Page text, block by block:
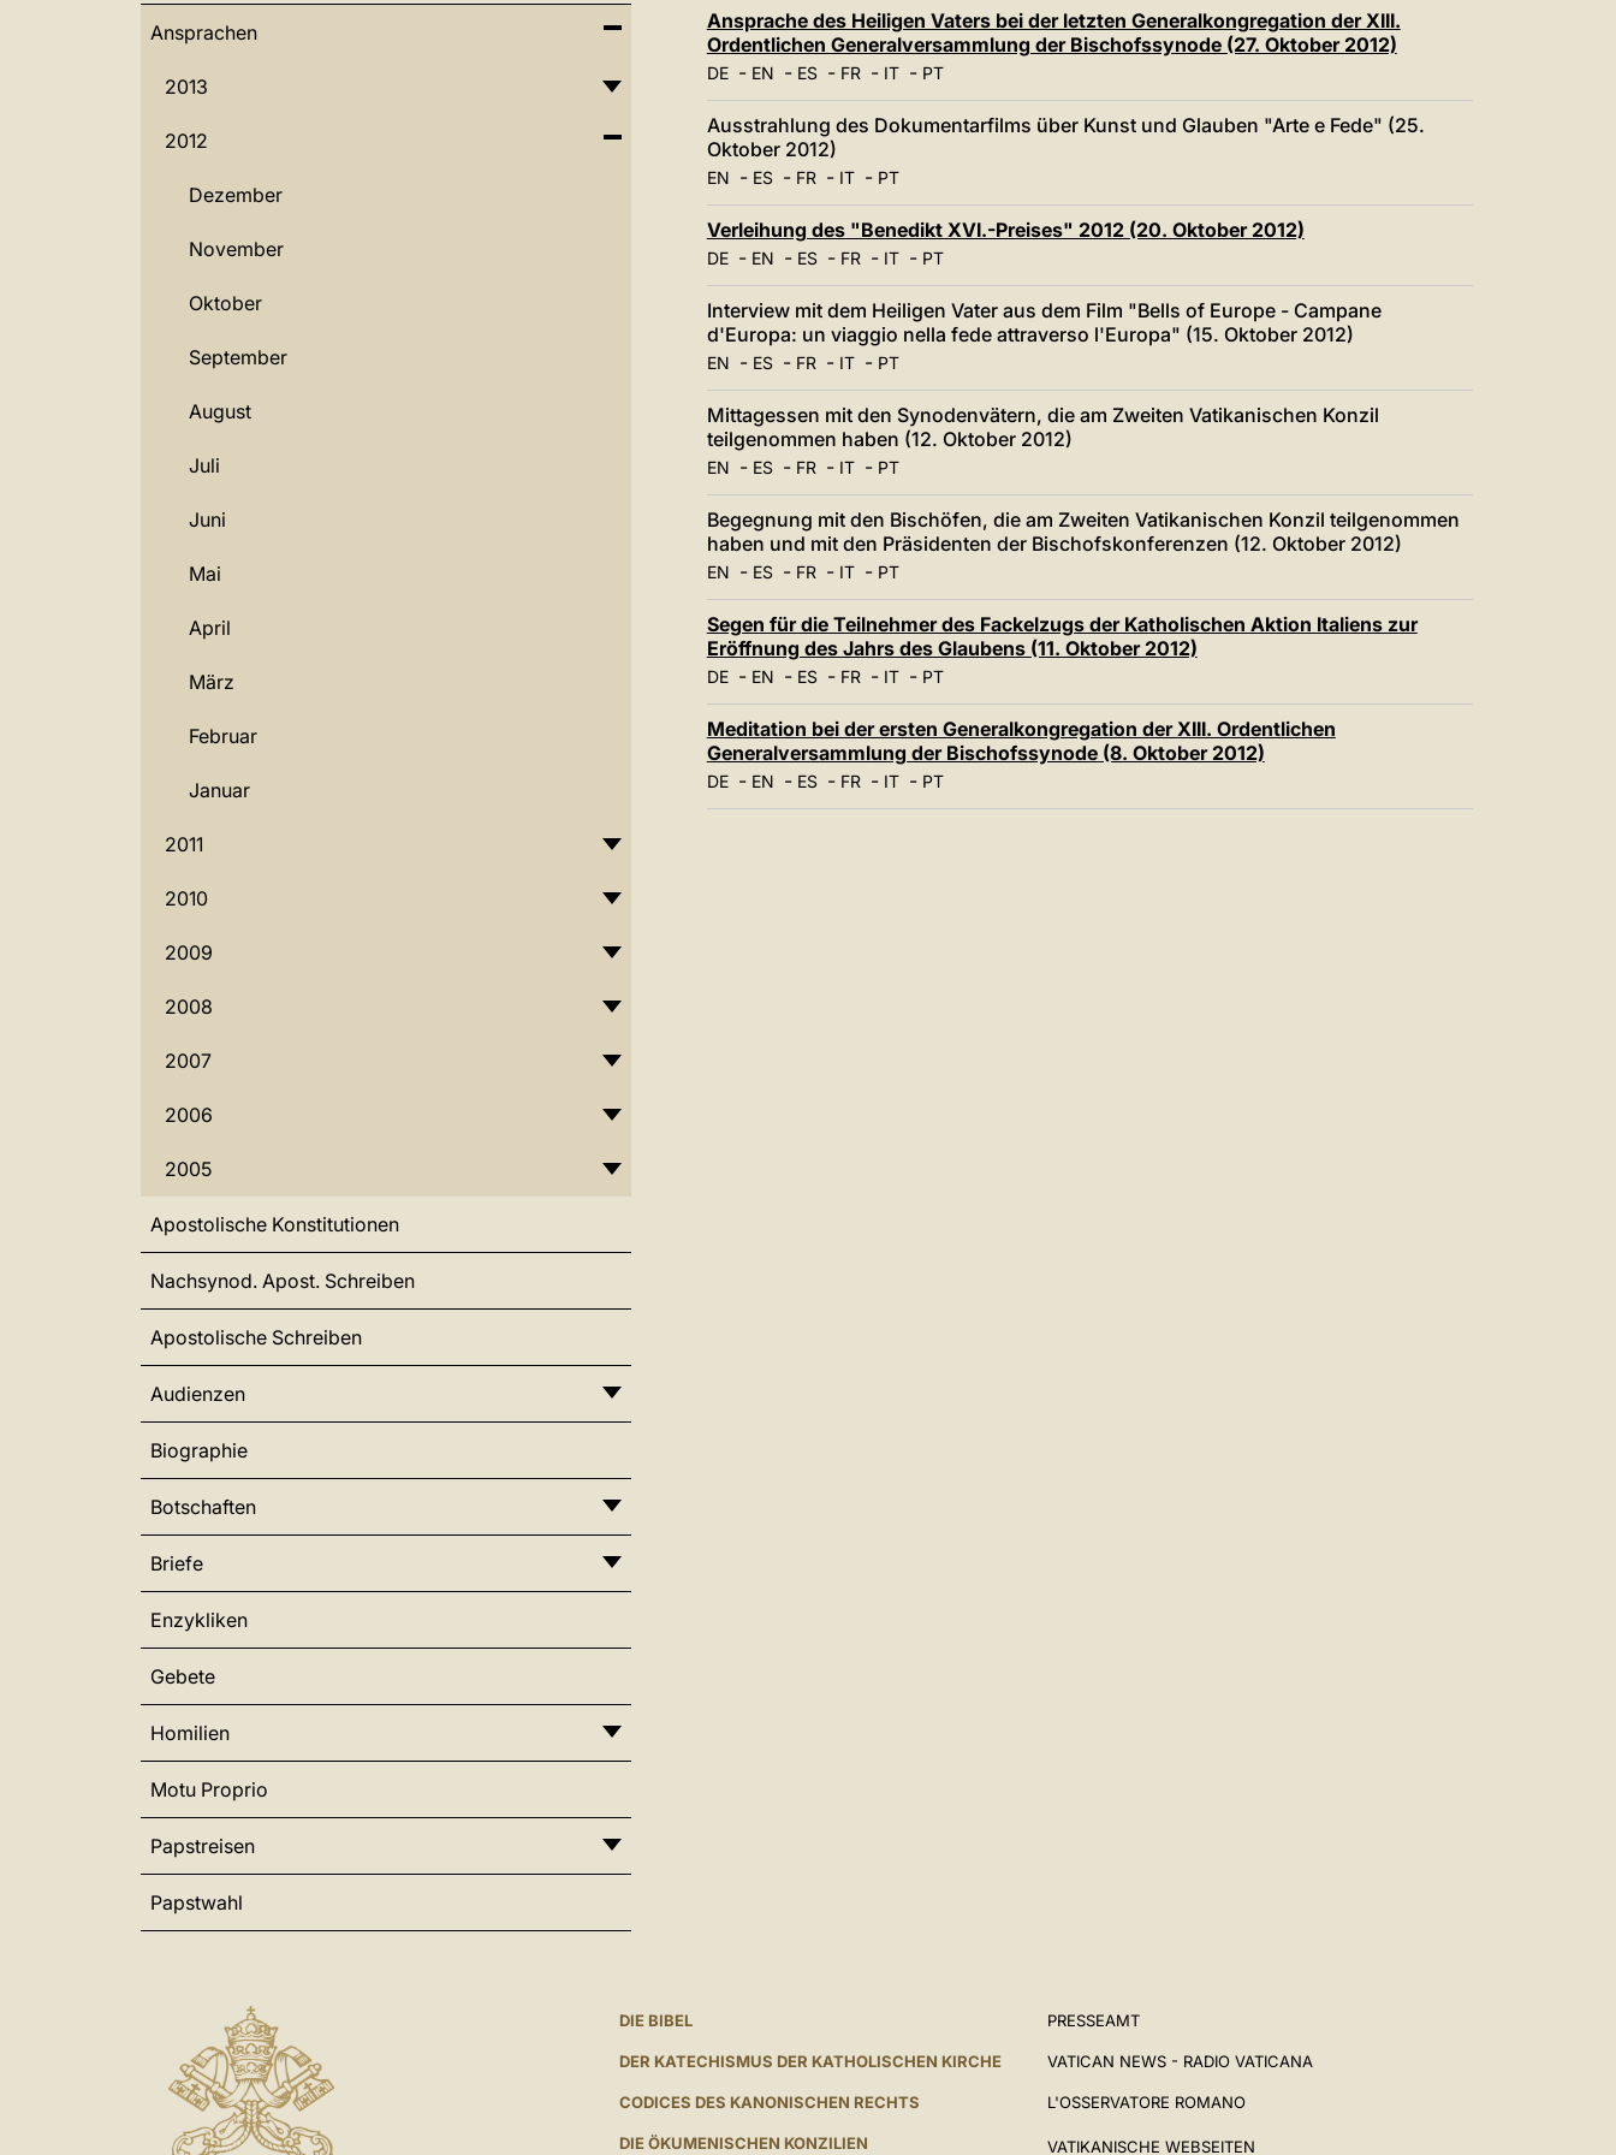
LATINE
Ansprachen
2013
2012
Dezember
November
Oktober
September
August
Juli
Juni
Mai
April
März
Februar
Januar
2011
2010
2009
2008
2007
2006
2005
Apostolische Konstitutionen
Nachsynod. Apost. Schreiben
Apostolische Schreiben
Audienzen
Biographie
Botschaften
Briefe
Enzykliken
Gebete
Homilien
Motu Proprio
Papstreisen
Papstwahl
Ansprache des Heiligen Vaters bei der letzten Generalkongregation der XIII.
Ordentlichen Generalversammlung der Bischofssynode (27. Oktober 2012)
DE- EN - ES- FR- IT- PT
Ausstrahlung des Dokumentarfilms über Kunst und Glauben "Arte e Fede" (25.
Oktober 2012)
EN - ES- FR- IT- PT
Verleihung des "Benedikt XVI.-Preises" 2012 (20. Oktober 2012)
DE- EN - ES- FR- IT- PT
Interview mit dem Heiligen Vater aus dem Film "Bells of Europe - Campane
d'Europa: un viaggio nella fede attraverso l'Europa" (15. Oktober 2012)
EN - ES- FR- IT- PT
Mittagessen mit den Synodenvätern, die am Zweiten Vatikanischen Konzil
teilgenommen haben (12. Oktober 2012)
EN - ES- FR- IT- PT
Begegnung mit den Bischöfen, die am Zweiten Vatikanischen Konzil teilgenommen
haben und mit den Präsidenten der Bischofskonferenzen (12. Oktober 2012)
EN - ES- FR- IT- PT
Segen für die Teilnehmer des Fackelzugs der Katholischen Aktion Italiens zur
Eröffnung des Jahrs des Glaubens (11. Oktober 2012)
DE- EN - ES- FR- IT- PT
Meditation bei der ersten Generalkongregation der XIII. Ordentlichen
Generalversammlung der Bischofssynode (8. Oktober 2012)
DE- EN - ES- FR- IT- PT
DIE BIBEL
DER KATECHISMUS DER KATHOLISCHEN KIRCHE
CODICES DES KANONISCHEN RECHTS
DIE ÖKUMENISCHEN KONZILIEN
PRESSEAMT
VATICAN NEWS - RADIO VATICANA
L'OSSERVATORE ROMANO
VATIKANISCHE WEBSEITEN